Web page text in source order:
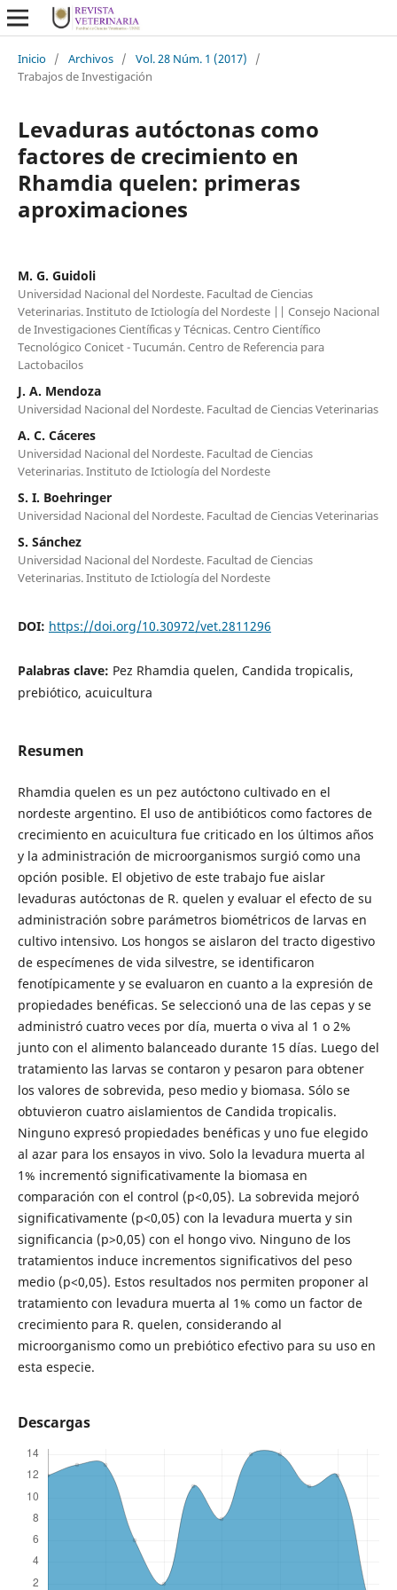
Inicio / Archivos / Vol. 28 Núm. 1 (2017)
/
Trabajos de Investigación
Levaduras autóctonas como
factores de crecimiento en
Rhamdia quelen: primeras
aproximaciones
M. G. Guidoli
Universidad Nacional del Nordeste. Facultad de Ciencias
Veterinarias. Instituto de Ictiología del Nordeste || Consejo Nacional
de Investigaciones Científicas y Técnicas. Centro Científico
Tecnológico Conicet - Tucumán. Centro de Referencia para
Lactobacilos
J. A. Mendoza
Universidad Nacional del Nordeste. Facultad de Ciencias Veterinarias
A. C. Cáceres
Universidad Nacional del Nordeste. Facultad de Ciencias
Veterinarias. Instituto de Ictiología del Nordeste
S. I. Boehringer
Universidad Nacional del Nordeste. Facultad de Ciencias Veterinarias
S. Sánchez
Universidad Nacional del Nordeste. Facultad de Ciencias
Veterinarias. Instituto de Ictiología del Nordeste
DOI: https://doi.org/10.30972/vet.2811296
Palabras clave: Pez Rhamdia quelen, Candida tropicalis,
prebiótico, acuicultura
Resumen
Rhamdia quelen es un pez autóctono cultivado en el
nordeste argentino. El uso de antibióticos como factores de
crecimiento en acuicultura fue criticado en los últimos años
y la administración de microorganismos surgió como una
opción posible. El objetivo de este trabajo fue aislar
levaduras autóctonas de R. quelen y evaluar el efecto de su
administración sobre parámetros biométricos de larvas en
cultivo intensivo. Los hongos se aislaron del tracto digestivo
de especímenes de vida silvestre, se identificaron
fenotípicamente y se evaluaron en cuanto a la expresión de
propiedades benéficas. Se seleccionó una de las cepas y se
administró cuatro veces por día, muerta o viva al 1 o 2%
junto con el alimento balanceado durante 15 días. Luego del
tratamiento las larvas se contaron y pesaron para obtener
los valores de sobrevida, peso medio y biomasa. Sólo se
obtuvieron cuatro aislamientos de Candida tropicalis.
Ninguno expresó propiedades benéficas y uno fue elegido
al azar para los ensayos in vivo. Solo la levadura muerta al
1% incrementó significativamente la biomasa en
comparación con el control (p<0,05). La sobrevida mejoró
significativamente (p<0,05) con la levadura muerta y sin
significancia (p>0,05) con el hongo vivo. Ninguno de los
tratamientos induce incrementos significativos del peso
medio (p<0,05). Estos resultados nos permiten proponer al
tratamiento con levadura muerta al 1% como un factor de
crecimiento para R. quelen, considerando al
microorganismo como un prebiótico efectivo para su uso en
esta especie.
Descargas